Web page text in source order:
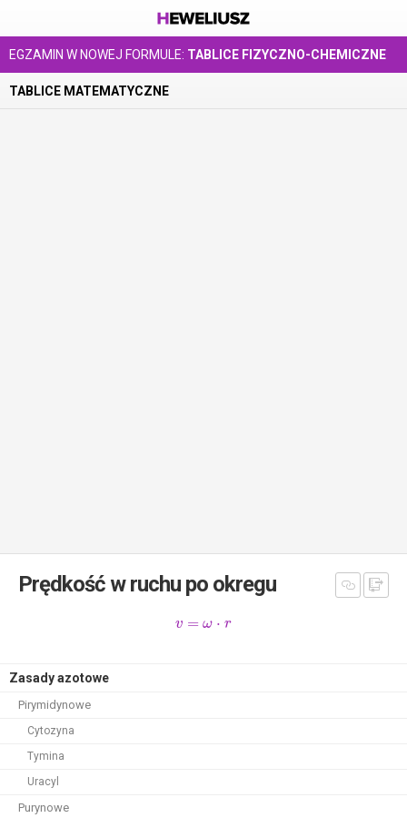
EGZAMIN W NOWEJ FORMULE: TABLICE FIZYCZNO-CHEMICZNE
TABLICE MATEMATYCZNE
Prędkość w ruchu po okregu
v = ω ⋅ r
Zasady azotowe
Pirymidynowe
Cytozyna
Tymina
Uracyl
Purynowe